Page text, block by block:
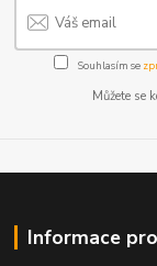
Souhlasím se
Můžete se
Informace